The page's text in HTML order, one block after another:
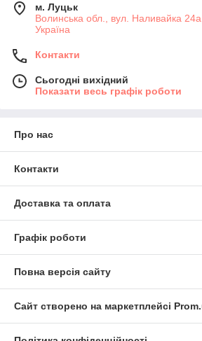
м. Луцьк
Волинська обл., вул. Наливайка
Україна
Контакти
Сьогодні вихідний
Показати весь графік роботи
Про нас
Контакти
Доставка та оплата
Графік роботи
Повна версія сайту
Сайт створено на маркетплейсі